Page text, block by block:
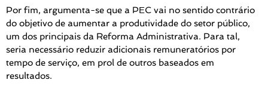
Por fim, argumenta-se que a PEC vai no sentido contrário
do objetivo de aumentar a produtividade do setor público,
um dos principais da Reforma Administrativa. Para tal,
seria necessário reduzir adicionais remuneratórios por
tempo de serviço, em prol de outros baseados em
resultados.